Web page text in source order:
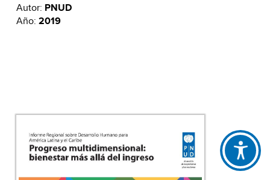
Autor: PNUD
Año: 2019